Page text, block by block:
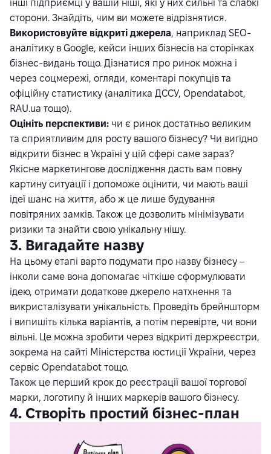
інші підприємці у вашій ніші, які у них сильні та слабкі
сторони. Знайдіть, чим ви можете відрізнятися.
Використовуйте відкриті джерела, наприклад SEO-
аналітику в Google, кейси інших бізнесів на сторінках
бізнес-видань тощо. Дізнатися про ринок можна і
через соцмережі, огляди, коментарі покупців та
офіційну статистику (аналітика ДССУ, Opendatabot,
RAU.ua тощо).
Оцініть перспективи: чи є ринок достатньо великим
та сприятливим для росту вашого бізнесу? Чи вигідно
відкрити бізнес в Україні у цій сфері саме зараз?
Якісне маркетингове дослідження дасть вам повну
картину ситуації і допоможе оцінити, чи мають ваші
ідеї шанс на життя, або ж це лише будування
повітряних замків. Також це дозволить мінімізувати
ризики та знайти свою унікальну нішу.
3. Вигадайте назву
На цьому етапі варто подумати про назву бізнесу –
інколи саме вона допомагає чіткіше сформулювати
ідею, отримати додаткове джерело натхнення та
викристалізувати унікальність. Проведіть брейншторм
і випишіть кілька варіантів, а потім перевірте, чи вони
вільні. Це можна зробити через відкриті держреєстри,
зокрема на сайті Міністерства юстиції України, через
сервіс Opendatabot тощо.
Також це перший крок до реєстрації вашої торгової
марки, логотипу й інших маркерів вашого бізнесу.
4. Створіть простий бізнес-план